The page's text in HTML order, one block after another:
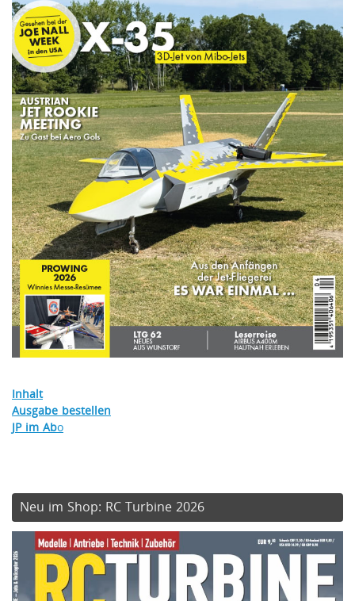
Inhalt
Ausgabe bestellen
JP im Abo
Neu im Shop: RC Turbine 2026